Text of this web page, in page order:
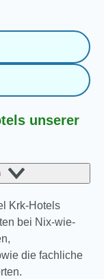
unserer
Krk-Hotels
bei Nix-wie-
die fachliche